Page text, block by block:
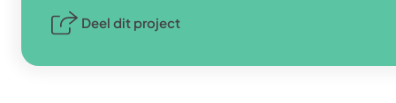
Deel dit project